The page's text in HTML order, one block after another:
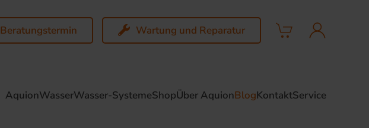
Beratungstermin Wartung und Reparatur
AquionWasserWasser-SystemeShopÜber AquionBlogKontaktService